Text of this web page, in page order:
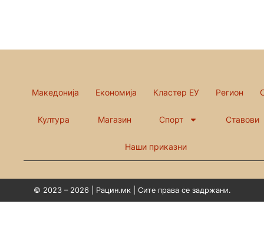
Македонија Економија Кластер ЕУ Регион
Култура Магазин Спорт Ставови
Наши приказни
© 2023 – 2026 | Рацин.мк | Сите права се задржани.